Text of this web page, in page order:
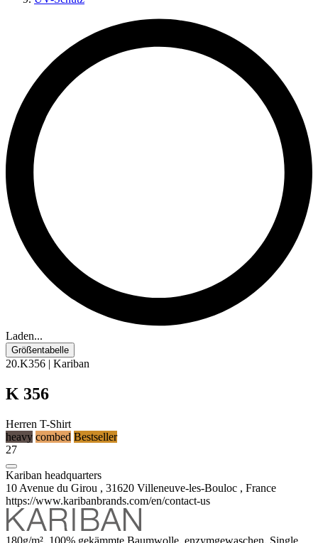
Laden...
Größentabelle
20.K356 | Kariban
K 356
Herren T-Shirt
heavy combed Bestseller
27
Kariban headquarters
10 Avenue du Girou , 31620 Villeneuve-les-Bouloc , France
https://www.karibanbrands.com/en/contact-us